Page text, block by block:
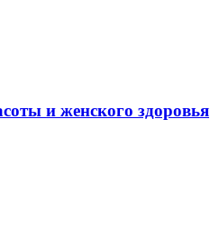
и женского здоровья